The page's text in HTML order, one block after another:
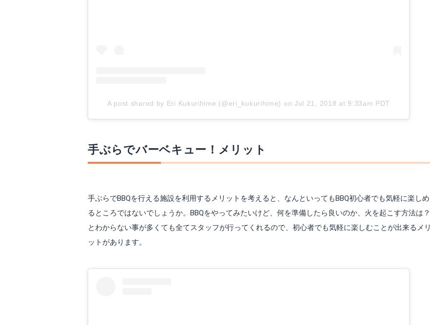
A post shared by Eri Kukurihime (@eri_kukurihime) on Jul 21, 2018 at 9:33am PDT
手ぶらでバーベキュー！メリット
手ぶらでBBQを行える施設を利用するメリットを考えると、なんといってもBBQ初心者でも気軽に楽しめ
るところではないでしょうか。BBQをやってみたいけど、何を準備したら良いのか、火を起こす方法は？
とわからない事が多くても全てスタッフが行ってくれるので、初心者でも気軽に楽しむことが出来るメリ
ットがあります。